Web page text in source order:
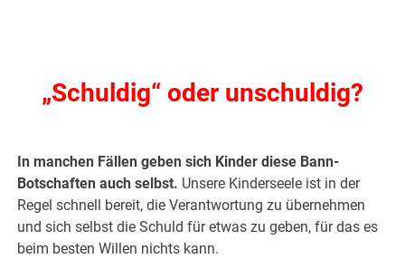
„Schuldig“ oder unschuldig?
In manchen Fällen geben sich Kinder diese Bann-
Botschaften auch selbst. Unsere Kinderseele ist in der
Regel schnell bereit, die Verantwortung zu übernehmen
und sich selbst die Schuld für etwas zu geben, für das es
beim besten Willen nichts kann.